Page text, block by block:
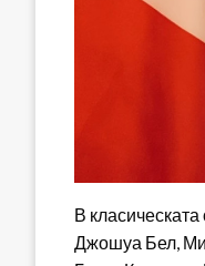
В
Джошуа Бел,